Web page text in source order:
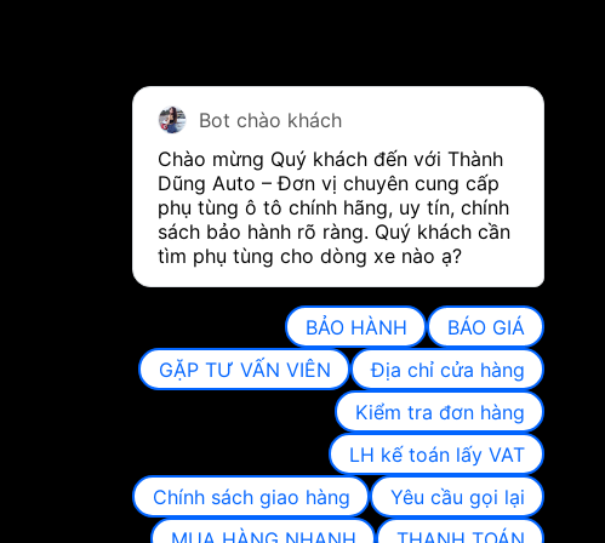
Bot chào khách
Chào mừng Quý khách đến với Thành
Dũng Auto – Đơn vị chuyên cung cấp
phụ tùng ô tô chính hãng, uy tín, chính
sách bảo hành rõ ràng. Quý khách cần
tìm phụ tùng cho dòng xe nào ạ?
BẢO HÀNH
BÁO GIÁ
GẶP TƯ VẤN VIÊN
Địa chỉ cửa hàng
Kiểm tra đơn hàng
LH kế toán lấy VAT
Chính sách giao hàng
Yêu cầu gọi lại